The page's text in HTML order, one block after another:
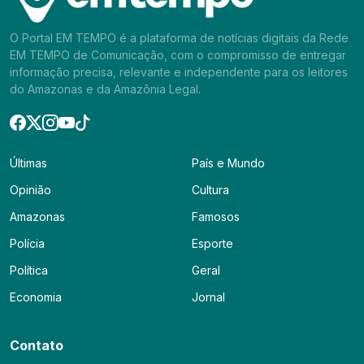
O Portal EM TEMPO é a plataforma de notícias digitais da Rede
EM TEMPO de Comunicação, com o compromisso de entregar
informação precisa, relevante e independente para os leitores
do Amazonas e da Amazônia Legal.
Últimas
Opinião
Amazonas
Polícia
Política
Economia
País e Mundo
Cultura
Famosos
Esporte
Geral
Jornal
Contato